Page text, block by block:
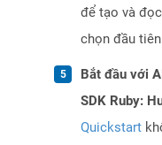
để tạo và
chọn đầu
Bắt đầu với
SDK Ruby:
Quickstart